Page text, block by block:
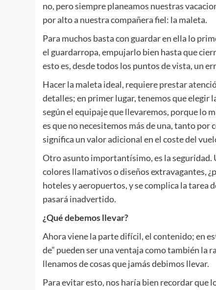
no, pero siempre planeamos nuestras
por alto a nuestra compañera fiel: la maleta.
Para muchos basta con guardar en ella lo
el guardarropa, empujarlo bien hasta que
esto es, desde todos los puntos de vista, un
Hacer la maleta ideal, requiere prestar
detalles; en primer lugar, tenemos que elegir
según el equipaje que llevaremos, porque lo
es que no necesitemos más de una, tanto por
significa un valor adicional en el coste del
Otro asunto importantísimo, es la seguridad.
colores llamativos o diseños extravagantes,
hoteles y aeropuertos, y se complica la
pasará inadvertido.
¿Qué debemos llevar?
Ahora viene la parte difícil, el contenido; en
de” pueden ser una ventaja como también la
llenamos de cosas que jamás debimos llevar.
Para evitar esto, nos haría bien recordar que